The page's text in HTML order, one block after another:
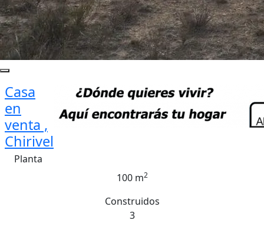
Casa
en
venta ,
Chirivel
Planta
100 m2
Construidos
3